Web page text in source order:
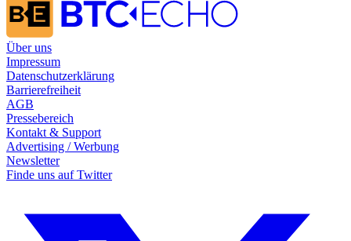
Über uns
Impressum
Datenschutzerklärung
Barrierefreiheit
AGB
Pressebereich
Kontakt & Support
Advertising / Werbung
Newsletter
Finde uns auf Twitter